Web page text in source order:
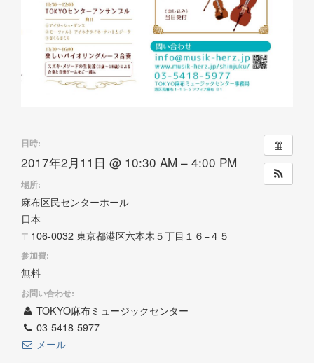
日時:
2017年2月11日 @ 10:30 AM – 4:00 PM
場所:
麻布区民センターホール
日本
〒106-0032 東京都港区六本木５丁目１６−４５
参加費:
無料
お問い合わせ:
TOKYO麻布ミュージックセンター
03-5418-5977
メール